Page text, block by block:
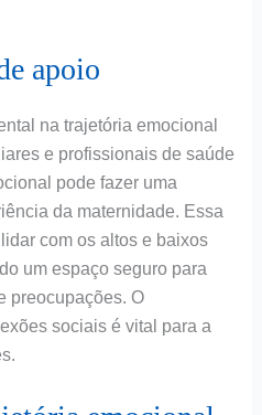
apoio
na trajetória emocional
e profissionais de saúde
pode fazer uma
da maternidade. Essa
com os altos e baixos
um espaço seguro para
preocupações. O
sociais é vital para a